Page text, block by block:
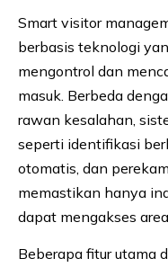
Smart visitor
berbasis teknologi
mengontrol dan
masuk. Berbeda
rawan kesalahan,
seperti identifikasi
otomatis, dan
memastikan hanya
dapat mengakses
Beberapa fitur utama